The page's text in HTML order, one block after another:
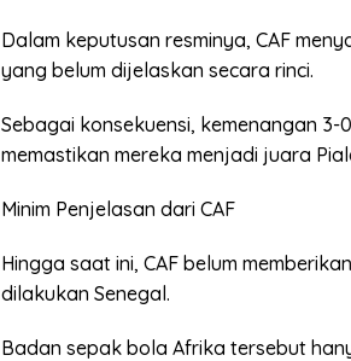
Dalam keputusan resminya, CAF
yang belum dijelaskan secara rinci.
Sebagai konsekuensi, kemenangan
memastikan mereka menjadi juara
Minim Penjelasan dari CAF
Hingga saat ini, CAF belum
dilakukan Senegal.
Badan sepak bola Afrika tersebut